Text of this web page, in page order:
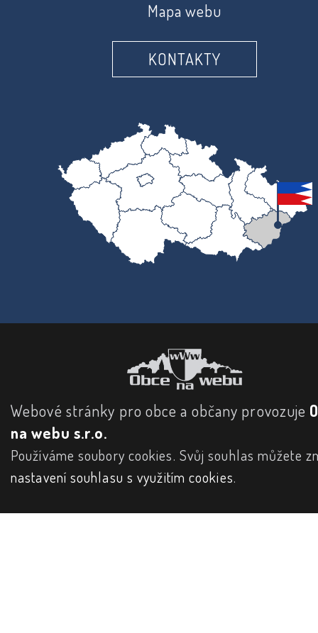
Mapa webu
KONTAKTY
Webové stránky pro obce a občany provozuje
na webu s.r.o.
Používáme soubory cookies. Svůj souhlas můžete
nastavení souhlasu s využitím cookies.